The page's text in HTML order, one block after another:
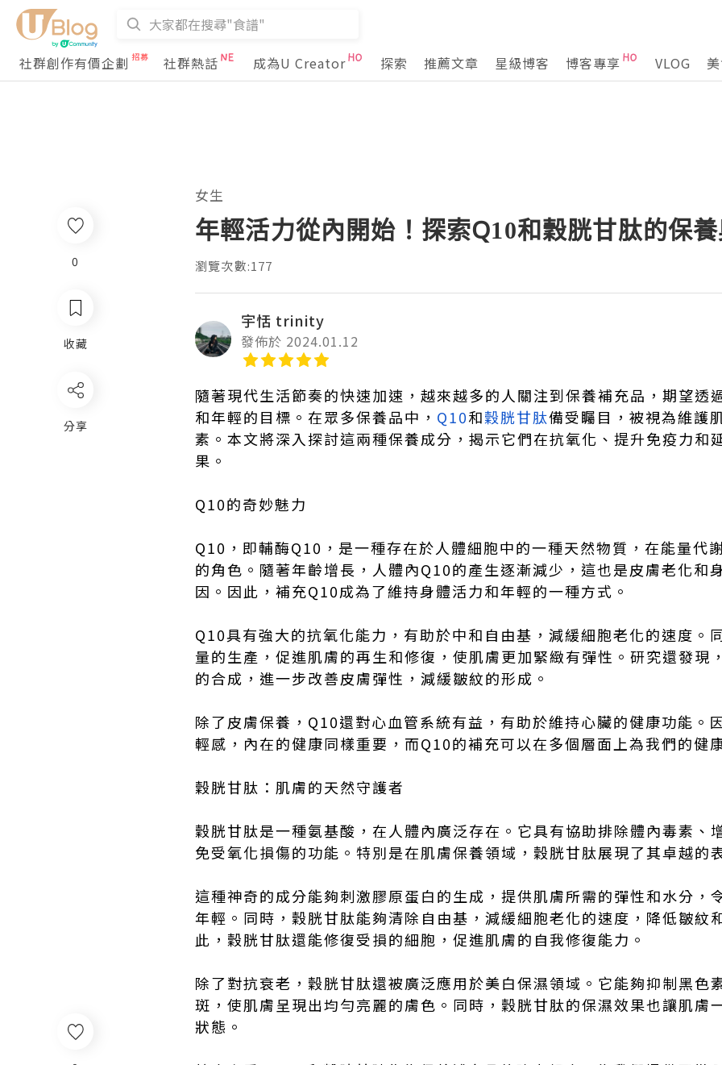
社群創作有價企劃
社群熱話 成為U Creator 探索 推薦文章 星級博客 博客專享 VLOG
女生
年輕活力從內開始！探索Q10和穀胱甘肽的保
瀏覽次數:177
宇恬 trinity
發佈於 2024.01.12
隨著現代生活節奏的快速加速，越來越多的人關注到保養補充品，期望透
和年輕的目標。在眾多保養品中， Q10和穀胱甘肽備受矚目，被視為維護
素。本文將深入探討這兩種保養成分，揭示它們在抗氧化、提升免疫力和
果。
Q10的奇妙魅力
Q10，即輔酶Q10，是一種存在於人體細胞中的一種天然物質，在能量代
的角色。隨著年齡增長，人體內Q10的產生逐漸減少，這也是皮膚老化和
因。因此，補充Q10成為了維持身體活力和年輕的一種方式。
Q10具有強大的抗氧化能力，有助於中和自由基，減緩細胞老化的速度。
量的生產，促進肌膚的再生和修復，使肌膚更加緊緻有彈性。研究還發現
的合成，進一步改善皮膚彈性，減緩皺紋的形成。
除了皮膚保養，Q10還對心血管系統有益，有助於維持心臟的健康功能。
輕感，內在的健康同樣重要，而Q10的補充可以在多個層面上為我們的健
穀胱甘肽：肌膚的天然守護者
穀胱甘肽是一種氨基酸，在人體內廣泛存在。它具有協助排除體內毒素、
免受氧化損傷的功能。特別是在肌膚保養領域，穀胱甘肽展現了其卓越的
這種神奇的成分能夠刺激膠原蛋白的生成，提供肌膚所需的彈性和水分，
年輕。同時，穀胱甘肽能夠清除自由基，減緩細胞老化的速度，降低皺紋
此，穀胱甘肽還能修復受損的細胞，促進肌膚的自我修復能力。
除了對抗衰老，穀胱甘肽還被廣泛應用於美白保濕領域。它能夠抑制黑色
斑，使肌膚呈現出均勻亮麗的膚色。同時，穀胱甘肽的保濕效果也讓肌膚
狀態。
0
收藏
分享